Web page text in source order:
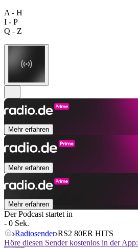
A - H
I - P
Q - Z
Mehr erfahren
Mehr erfahren
Mehr erfahren
Der Podcast startet in
- 0 Sek.
Radiosender RS2 80ER HITS
Höre diesen Sender kostenlos in der App: